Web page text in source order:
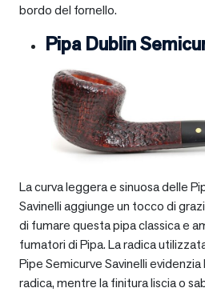
bordo del fornello.
Pipa Dublin
La curva leggera e sinuosa delle
Savinelli aggiunge un tocco di
di fumare questa pipa classica e
fumatori di Pipa. La radica
Pipe Semicurve Savinelli
radica, mentre la finitura liscia o